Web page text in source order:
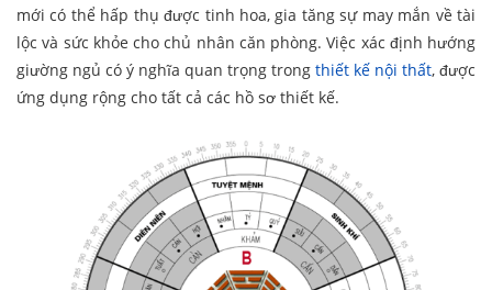
mới có thể hấp thụ được tinh hoa, gia tăng sự may mắn về tài
lộc và sức khỏe cho chủ nhân căn phòng. Việc xác định hướng
giường ngủ có ý nghĩa quan trọng trong thiết kế nội thất, được
ứng dụng rộng cho tất cả các hồ sơ thiết kế.